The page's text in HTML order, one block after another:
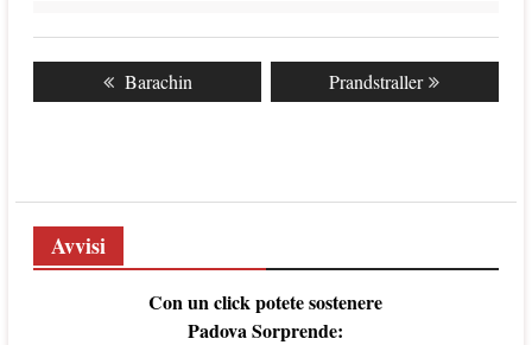
Navigazione
articoli
Previous
post:
Barachin
Next
post:
Prandstraller
Avvisi
Con un click potete sostenere
Padova Sorprende: